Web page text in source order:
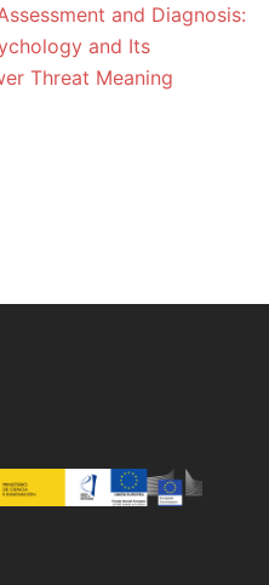
and Diagnosis:
and Its
Threat Meaning